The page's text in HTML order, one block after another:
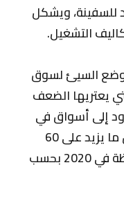
للسفينة، ويشكل
السيئ لسوق
يعتريها الضعف
إلى أسواق في
الغرب، مثل أوروبا، والذي يتدفق ما يزيد على 60
في المائة، منه عبر القناة المكتظة في 2020 بحسب